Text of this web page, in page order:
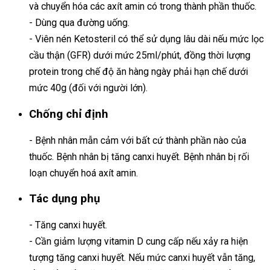
và chuyển hóa các axít amin có trong thành phần thuốc.
- Dùng qua đường uống.
- Viên nén Ketosteril có thể sử dụng lâu dài nếu mức lọc
cầu thận (GFR) dưới mức 25ml/phút, đồng thời lượng
protein trong chế độ ăn hàng ngày phải hạn chế dưới
mức 40g (đối với người lớn).
Chống chỉ định
- Bệnh nhân mẫn cảm với bất cứ thành phần nào của
thuốc. Bệnh nhân bị tăng canxi huyết. Bệnh nhân bị rối
loạn chuyển hoá axít amin.
Tác dụng phụ
- Tăng canxi huyết.
- Cần giảm lượng vitamin D cung cấp nếu xảy ra hiện
tượng tăng canxi huyết. Nếu mức canxi huyết vẫn tăng,